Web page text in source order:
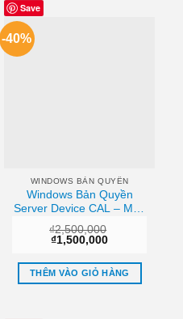
Save
-40%
WINDOWS BẢN QUYỀN
Windows Bản Quyền
Server Device CAL – Mua
Giá Rẻ Nhanh Chóng
₫2,500,000
Giá
là:
₫2,500,000.
₫1,500,000Giá
tại
là:
₫1,500,000.
THÊM VÀO GIỎ HÀNG